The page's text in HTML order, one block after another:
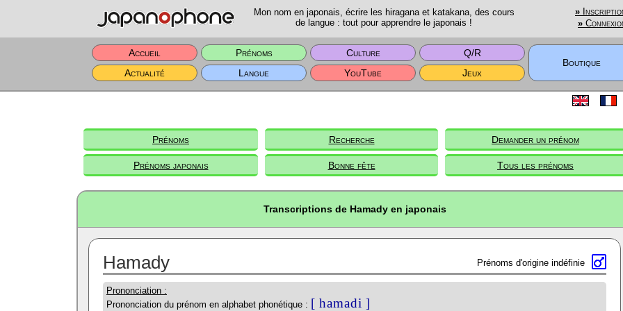
Mon nom en japonais, écrire les hiragana et katakana, des cours
de langue : tout pour apprendre le japonais !
»
»
Accueil Prénoms Culture
Q/R
Boutique
Actualité
Langue YouTube Jeux
Prénoms Recherche Demander un prénom
Prénoms japonais Bonne fête Tous les prénoms
Transcriptions de Hamady en japonais
Hamady Prénoms d'origine indéfinie
Prononciation :
Prononciation du prénom en alphabet phonétique : [ hamadi ]